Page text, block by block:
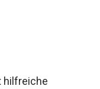
hilfreiche